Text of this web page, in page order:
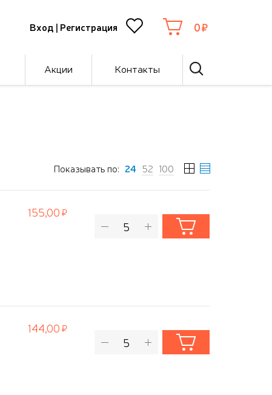
Вход | Регистрация 0
Акции Контакты
Показывать по: 24 52 100
155,00
144,00